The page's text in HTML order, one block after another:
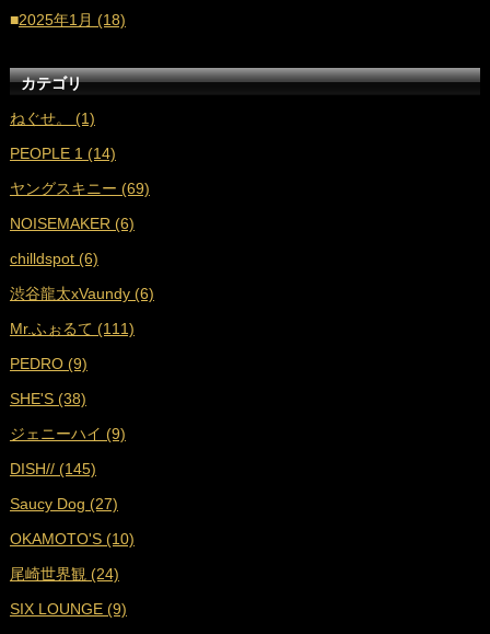
■2025年1月 (18)
2024年11月 (17)
■2024年10月 (18)
■2024年9月 (19)
■2024年8月 (17)
■2024年7月 (18)
■2024年6月 (17)
■2024年5月 (18)
■2024年4月 (16)
■2024年3月 (17)
■2024年2月 (17)
■2024年1月 (18)
■2023年12月 (17)
■2023年11月 (19)
■2023年10月 (17)
■2023年9月 (17)
■2023年8月 (19)
カテゴリ
ねぐせ。 (1)
PEOPLE 1 (14)
ヤングスキニー (69)
NOISEMAKER (6)
chilldspot (6)
渋谷龍太xVaundy (6)
Mr.ふぉるて (111)
PEDRO (9)
SHE'S (38)
ジェニーハイ (9)
DISH// (145)
Saucy Dog (27)
OKAMOTO'S (10)
尾崎世界観 (24)
SIX LOUNGE (9)